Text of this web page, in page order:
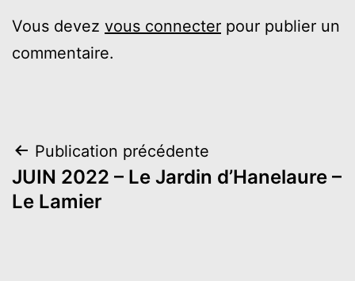
Vous devez vous connecter pour publier un
commentaire.
Navigation
de
Publication précédente
JUIN 2022 – Le Jardin d’Hanelaure –
Le Lamier